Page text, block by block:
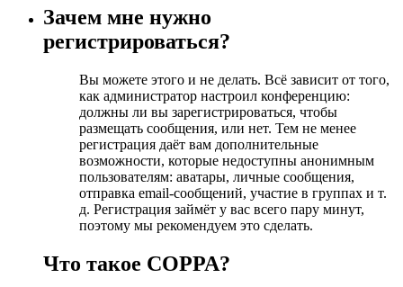
Зачем мне нужно
регистрироваться?
Вы можете этого и не делать. Всё зависит от того,
как администратор настроил конференцию:
должны ли вы зарегистрироваться, чтобы
размещать сообщения, или нет. Тем не менее
регистрация даёт вам дополнительные
возможности, которые недоступны анонимным
пользователям: аватары, личные сообщения,
отправка email-сообщений, участие в группах и т.
д. Регистрация займёт у вас всего пару минут,
поэтому мы рекомендуем это сделать.
Что такое COPPA?